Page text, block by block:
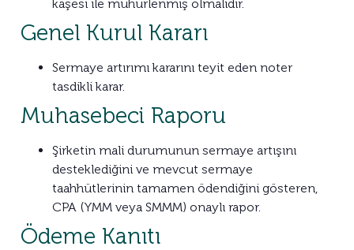
kaşesi ile mühürlenmiş olmalıdır.
Genel Kurul Kararı
Sermaye artırımı kararını teyit eden noter
tasdikli karar.
Muhasebeci Raporu
Şirketin mali durumunun sermaye artışını
desteklediğini ve mevcut sermaye
taahhütlerinin tamamen ödendiğini gösteren,
CPA (YMM veya SMMM) onaylı rapor.
Ödeme Kanıtı